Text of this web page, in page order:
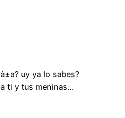
uy ya lo sabes?
ti y tus meninas…